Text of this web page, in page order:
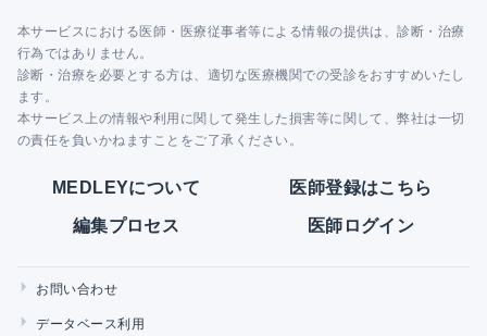
本サービスにおける医師・医療従事者等による情報の提供は、診断・治療
行為ではありません。
診断・治療を必要とする方は、適切な医療機関での受診をおすすめいたし
ます。
本サービス上の情報や利用に関して発生した損害等に関して、弊社は一切
の責任を負いかねますことをご了承ください。
MEDLEYについて 医師登録はこちら
編集プロセス 医師ログイン
お問い合わせ
データベース利用